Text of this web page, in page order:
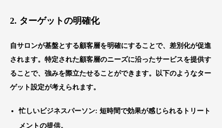
2. ターゲットの明確化
自サロンが基盤とする顧客層を明確にすることで、差別化が促進
されます。特定された顧客層のニーズに沿ったサービスを提供す
ることで、強みを際立たせることができます。以下のようなター
ゲット設定が考えられます。
忙しいビジネスパーソン: 短時間で効果が感じられるトリート
メントの提供。